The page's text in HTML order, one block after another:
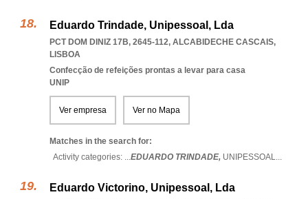
Eduardo Trindade, Unipessoal, Lda
PCT DOM DINIZ 17B, 2645-112, ALCABIDECHE CASCAIS,
LISBOA
Confecção de refeições prontas a levar para casa
UNIP
Ver empresa Ver no Mapa
Matches in the search for:
Activity categories: ...EDUARDO TRINDADE, UNIPESSOAL...
Eduardo Victorino, Unipessoal, Lda